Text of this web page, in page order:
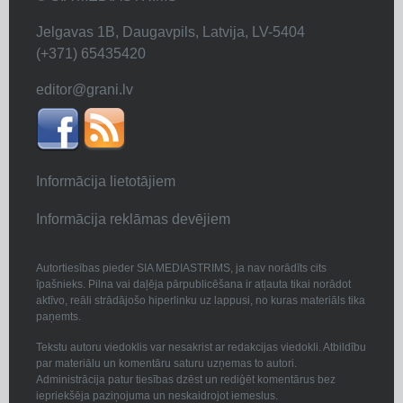
Jelgavas 1B, Daugavpils, Latvija, LV-5404
(+371) 65435420
editor@grani.lv
Informācija lietotājiem
Informācija reklāmas devējiem
Autortiesības pieder SIA MEDIASTRIMS, ja nav norādīts cits
īpašnieks. Pilna vai daļēja pārpublicēšana ir atļauta tikai norādot
aktīvo, reāli strādājošo hiperlinku uz lappusi, no kuras materiāls tika
paņemts.
Tekstu autoru viedoklis var nesakrist ar redakcijas viedokli. Atbildību
par materiālu un komentāru saturu uzņemas to autori.
Administrācija patur tiesības dzēst un rediģēt komentārus bez
iepriekšēja paziņojuma un neskaidrojot iemeslus.